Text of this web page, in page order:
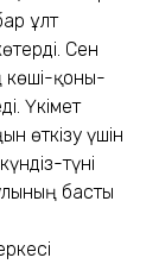
ұлт
Сен
көші-қоны-
Үкімет
өткізу үшін
түні
басты